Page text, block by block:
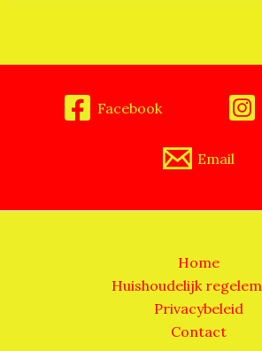
Facebook
Email
Home
Huishoudelijk
Privacybeleid
Contact